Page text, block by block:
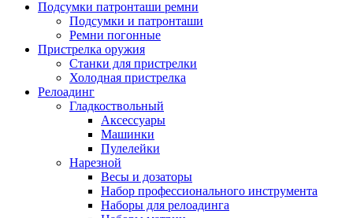
Подсумки патронташи ремни
Подсумки и патронташи
Ремни погонные
Пристрелка оружия
Станки для пристрелки
Холодная пристрелка
Релоадинг
Гладкоствольный
Аксессуары
Машинки
Пулелейки
Нарезной
Весы и дозаторы
Набор профессионального инструмента
Наборы для релоадинга